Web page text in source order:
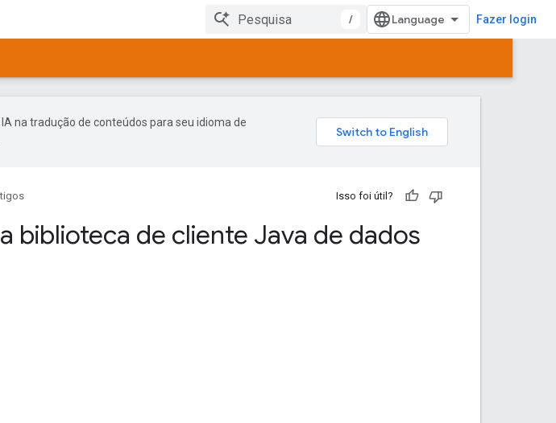
/ Fazer login
na tradução de conteúdos para seu idioma de
Isso foi útil?
biblioteca de cliente Java de dados